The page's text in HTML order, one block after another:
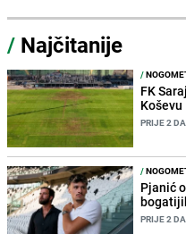
/ Najčitanije
/
FK
Koševu
PRIJE 2
/
Pjanić
PRIJE 2